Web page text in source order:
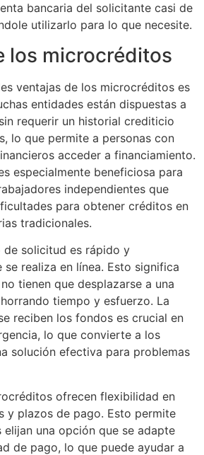
bancaria del solicitante casi de
utilizarlo para lo que necesite.
los microcréditos
ventajas de los microcréditos es
entidades están dispuestas a
requerir un historial crediticio
lo que permite a personas con
acceder a financiamiento.
especialmente beneficiosa para
independientes que
para obtener créditos en
tradicionales.
de solicitud es rápido y
se realiza en línea. Esto significa
tienen que desplazarse a una
tiempo y esfuerzo. La
reciben los fondos es crucial en
lo que convierte a los
solución efectiva para problemas
ofrecen flexibilidad en
y plazos de pago. Esto permite
una opción que se adapte
de pago, lo que puede ayudar a